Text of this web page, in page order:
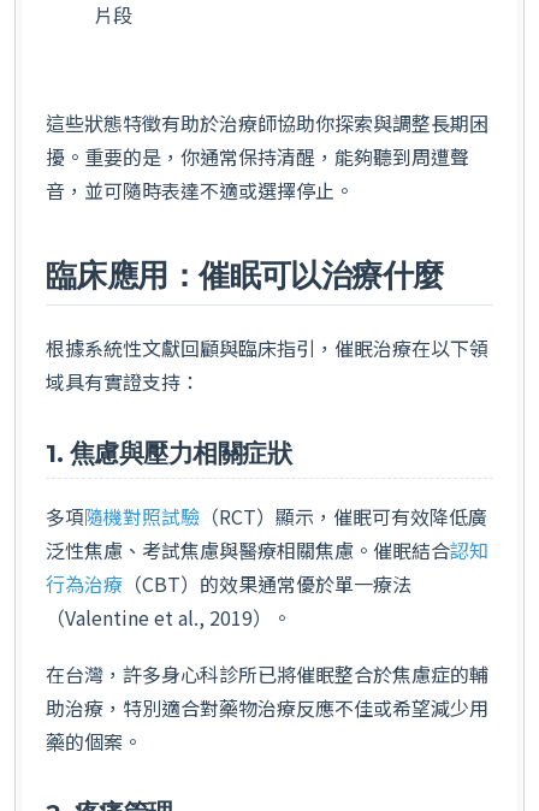
片段
這些狀態特徵有助於治療師協助你探索與調整長期困
擾。重要的是，你通常保持清醒，能夠聽到周遭聲
音，並可隨時表達不適或選擇停止。
臨床應用：催眠可以治療什麼
根據系統性文獻回顧與臨床指引，催眠治療在以下領
域具有實證支持：
1. 焦慮與壓力相關症狀
多項隨機對照試驗 （RCT）顯示，催眠可有效降低廣
泛性焦慮、考試焦慮與醫療相關焦慮。催眠結合認知
行為治療 （CBT）的效果通常優於單一療法
（Valentine et al., 2019）。
在台灣，許多身心科診所已將催眠整合於焦慮症的輔
助治療，特別適合對藥物治療反應不佳或希望減少用
藥的個案。